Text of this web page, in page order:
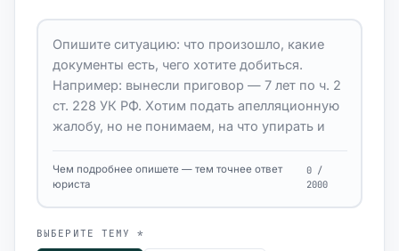
Чем подробнее опишете — тем точнее ответ
юриста
0 /
2000
ВЫБЕРИТЕ ТЕМУ *